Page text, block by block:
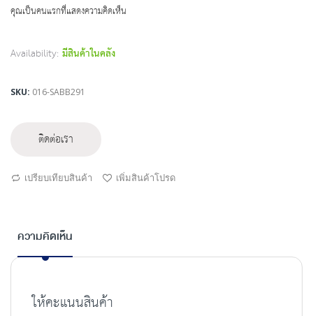
คุณเป็นคนแรกที่แสดงความคิดเห็น
Availability: มีสินค้าในคลัง
SKU 016-SABB291
ติดต่อเรา
เปรียบเทียบสินค้า เพิ่มสินค้าโปรด
ความคิดเห็น
ให้คะแนนสินค้า